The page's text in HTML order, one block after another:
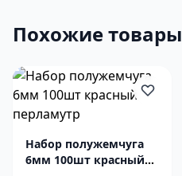
Похожие товары
Набор полужемчуга
6мм 100шт красный